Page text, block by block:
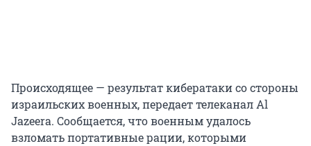
Происходящее — результат кибератаки со стороны
израильских военных, передает телеканал Al
Jazeera. Сообщается, что военным удалось
взломать портативные рации, которыми